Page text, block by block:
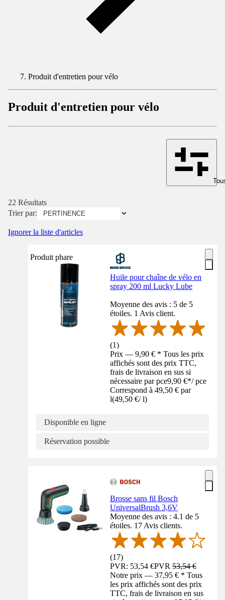
Produit d'entretien pour vélo
Produit d'entretien pour vélo
22 Résultats
Trier par:
Ignorer la liste d'articles
Produit phare
Huile pour chaîne de vélo en
spray 200 ml Lucky Lube
Moyenne des avis : 5 de 5
étoiles. 1 Avis client.
(1)
Prix — 9,90 € * Tous les prix
affichés sont des prix TTC,
frais de livraison en sus si
nécessaire par pce9,90 €*/ pce
Correspond à 49,50 € par
l(49,50 €/ l)
Disponible en ligne
Réservation possible
Brosse sans fil Bosch
UniversalBrush 3,6V
Moyenne des avis : 4.1 de 5
étoiles. 17 Avis clients.
(17)
PVR: 53,54 €PVR53,54 €
Notre prix — 37,95 € * Tous
les prix affichés sont des prix
TTC, frais de livraison en sus